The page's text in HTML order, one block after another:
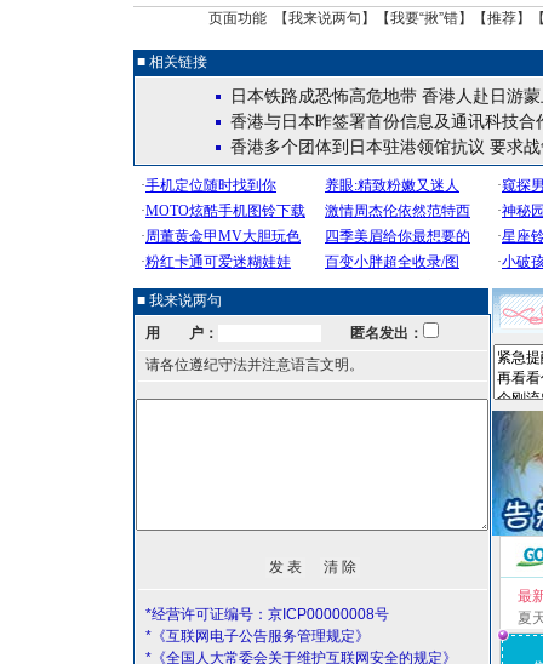
页面功能 【我来说两句 】【我要“揪”错】【推荐】
■ 相关链接
日本铁路成恐怖高危地带 香港人赴日游
香港与日本昨签署首份信息及通讯科技合
香港多个团体到日本驻港领馆抗议 要求
■ 我来说两句
用 户：
匿名发出：
请各位遵纪守法并注意语言文明。
*经营许可证编号：京ICP00000008号
*《互联网电子公告服务管理规定》
*《全国人大常委会关于维护互联网安全的规定》
最
夏